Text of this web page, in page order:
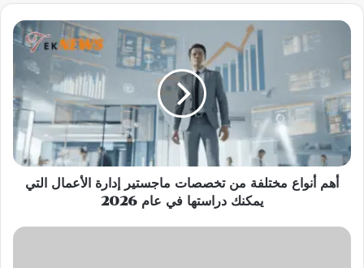
أهم
مختلفة
من
تخصصات
ماجستير
إدارة
الأعمال
التي
يمكنك
عام
أهم أنواع مختلفة من تخصصات ماجستير إدارة الأعمال التي
يمكنك دراستها في عام 2026
كيفية